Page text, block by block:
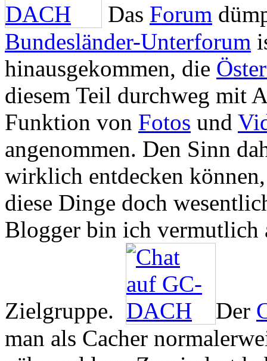
Das Forum
Bundesländer-Unterforum
hinausgekommen, die
diesem Teil durchweg mit
Funktion von Fotos und
angenommen. Den Sinn
wirklich entdecken
diese Dinge doch
Blogger bin ich vermutlich
Zielgruppe. Der
man als Cacher